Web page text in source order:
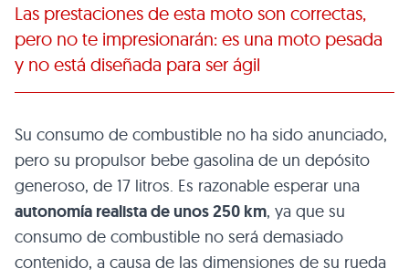
Las prestaciones de esta moto son correctas,
pero no te impresionarán: es una moto pesada
y no está diseñada para ser ágil
Su consumo de combustible no ha sido anunciado,
pero su propulsor bebe gasolina de un depósito
generoso, de 17 litros. Es razonable esperar una
autonomía realista de unos 250 km, ya que su
consumo de combustible no será demasiado
contenido, a causa de las dimensiones de su rueda